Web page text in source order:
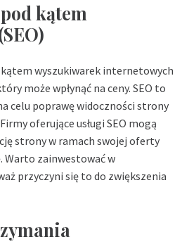
kątem
wyszukiwarek internetowych
może wpłynąć na ceny. SEO to
celu poprawę widoczności strony
oferujące usługi SEO mogą
strony w ramach swojej oferty
Warto zainwestować w
przyczyni się to do zwiększenia